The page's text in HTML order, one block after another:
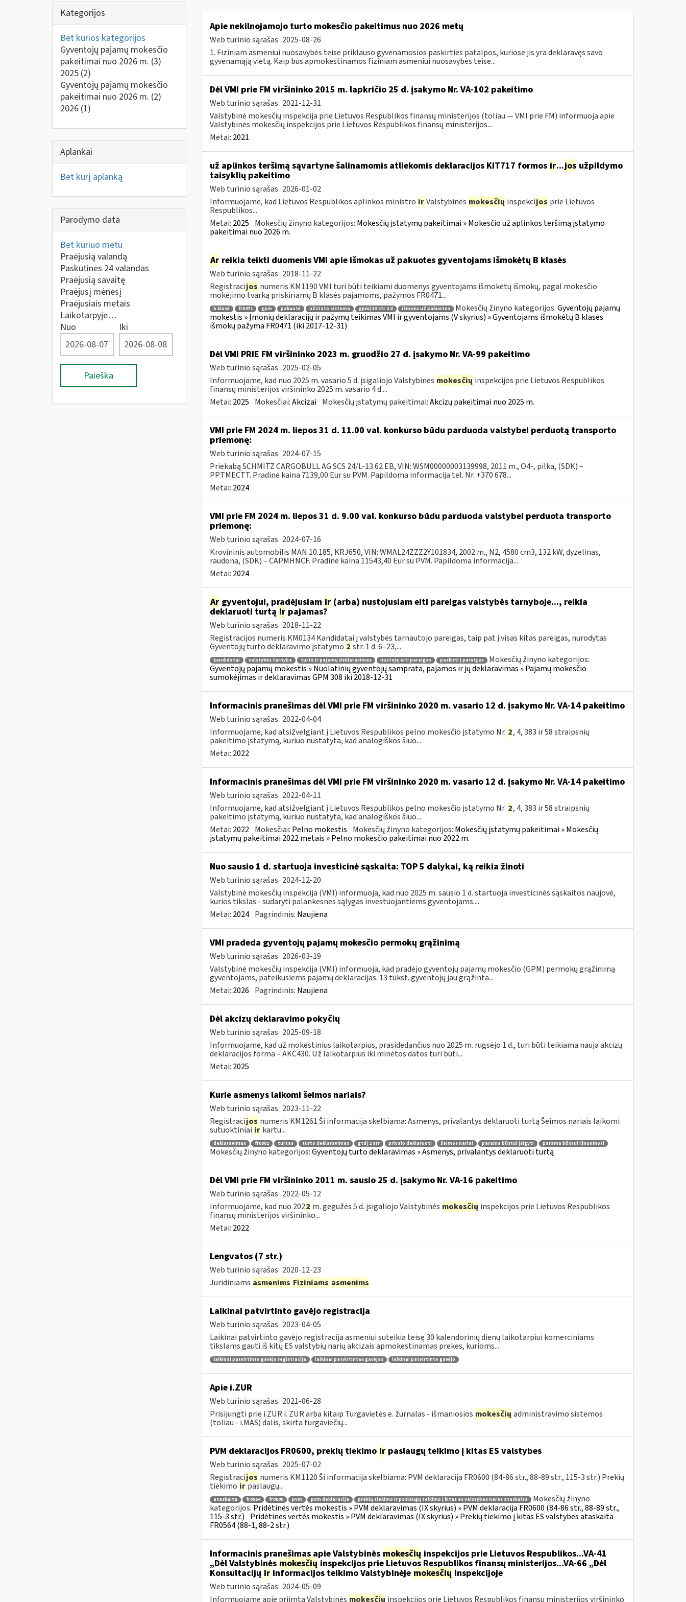
Kategorijos
Bet kurios kategorijos
Gyventojų pajamų mokesčio
pakeitimai nuo 2026 m. (3)
2025 (2)
Gyventojų pajamų mokesčio
pakeitimai nuo 2026 m. (2)
2026 (1)
Aplankai
Bet kurį aplanką
Parodymo data
Bet kuriuo metu
Praėjusią valandą
Paskutines 24 valandas
Praėjusią savaitę
Praėjusį mėnesį
Praėjusiais metais
Laikotarpyje…
Nuo
Iki
Paieška
Apie nekilnojamojo turto mokesčio pakeitimus nuo 2026 metų
Web turinio sąrašas 2025-08-26
1. Fiziniam asmeniui nuosavybės teise priklauso gyvenamosios paskirties patalpos, kuriose jis yra deklaravęs savo
gyvenamąją vietą. Kaip bus apmokestinamos fiziniam asmeniui nuosavybės teise...
Dėl VMI prie FM viršininko 2015 m. lapkričio 25 d. įsakymo Nr. VA-102 pakeitimo
Web turinio sąrašas 2021-12-31
Valstybinė mokesčių inspekcija prie Lietuvos Respublikos finansų ministerijos (toliau ― VMI prie FM) informuoja apie
Valstybinės mokesčių inspekcijos prie Lietuvos Respublikos finansų ministerijos...
Metai: 2021
už aplinkos teršimą sąvartyne šalinamomis atliekomis deklaracijos KIT717 formos ir...jos užpildymo
taisyklių pakeitimo
Web turinio sąrašas 2026-01-02
Informuojame, kad Lietuvos Respublikos aplinkos ministro ir Valstybinės mokesčių inspekcijos prie Lietuvos
Respublikos...
Metai: 2025 Mokesčių žinyno kategorijos: Mokesčių įstatymų pakeitimai » Mokesčio už aplinkos teršimą įstatymo
pakeitimai nuo 2026 m.
Arreikia teikti duomenis VMI apie išmokas už pakuotes gyventojams išmokėtų B klasės
Web turinio sąrašas 2018-11-22
Registracijos numeris KM1190 VMI turi būti teikiami duomenys gyventojams išmokėtų išmokų, pagal mokesčio
mokėjimo tvarką priskiriamų B klasės pajamoms, pažymos FR0471...
b klasė fr0471 gpm pakuotė užstato sistema gpmį 33 str 2 d išmoka už pakuotes Mokesčių žinyno kategorijos:Gyventojų pajamų
mokestis » Įmonių deklaracijų ir pažymų teikimas VMI ir gyventojams (V skyrius) » Gyventojams išmokėtų B klasės
išmokų pažyma FR0471 (iki 2017-12-31)
Dėl VMI PRIE FM viršininko 2023 m. gruodžio 27 d. įsakymo Nr. VA-99 pakeitimo
Web turinio sąrašas 2025-02-05
Informuojame, kad nuo 2025 m. vasario 5 d. įsigaliojo Valstybinės mokesčių inspekcijos prie Lietuvos Respublikos
finansų ministerijos viršininko 2025 m. vasario 4 d....
Metai: 2025 Mokesčiai:Akcizai Mokesčių įstatymų pakeitimai:Akcizų pakeitimai nuo 2025 m.
VMI prie FM 2024 m. liepos 31 d. 11.00 val. konkurso būdu parduoda valstybei perduotą transporto
priemonę:
Web turinio sąrašas 2024-07-15
Priekabą SCHMITZ CARGOBULL AG SCS 24/L-13.62 EB, VIN: WSM00000003139998, 2011 m., O4-, pilka, (SDK) –
PPTMECTT. Pradinė kaina 7139,00 Eur su PVM. Papildoma informacija tel. Nr. +370 678...
Metai: 2024
VMI prie FM 2024 m. liepos 31 d. 9.00 val. konkurso būdu parduoda valstybei perduota transporto
priemonę:
Web turinio sąrašas 2024-07-16
Krovininis automobilis MAN 10.185, KRJ650, VIN: WMAL24ZZZ2Y101834, 2002 m., N2, 4580 cm3, 132 kW, dyzelinas,
raudona, (SDK) – CAPMHNCF. Pradinė kaina 11543,40 Eur su PVM. Papildoma informacija...
Metai: 2024
Argyventojui, pradėjusiam ir(arba) nustojusiam eiti pareigas valstybės tarnyboje..., reikia
deklaruoti turtą irpajamas?
Web turinio sąrašas 2018-11-22
Registracijos numeris KM0134 Kandidatai į valstybės tarnautojo pareigas, taip pat į visas kitas pareigas, nurodytas
Gyventojų turto deklaravimo įstatymo 2 str. 1 d. 6–23,...
kandidatai valstybės tarnyba turto ir pajamų deklaravimas nustoję eiti pareigas paskirti į pareigas
Mokesčių žinyno kategorijos:
Gyventojų pajamų mokestis » Nuolatinių gyventojų samprata, pajamos ir jų deklaravimas » Pajamų mokesčio
sumokėjimas ir deklaravimas GPM 308 iki 2018-12-31
Informacinis pranešimas dėl VMI prie FM viršininko 2020 m. vasario 12 d. įsakymo Nr. VA-14 pakeitimo
Web turinio sąrašas 2022-04-04
Informuojame, kad atsižvelgiant į Lietuvos Respublikos pelno mokesčio įstatymo Nr. 2, 4, 383 ir 58 straipsnių
pakeitimo įstatymą, kuriuo nustatyta, kad analogiškos šiuo...
Metai: 2022
Informacinis pranešimas dėl VMI prie FM viršininko 2020 m. vasario 12 d. įsakymo Nr. VA-14 pakeitimo
Web turinio sąrašas 2022-04-11
Informuojame, kad atsižvelgiant į Lietuvos Respublikos pelno mokesčio įstatymo Nr. 2, 4, 383 ir 58 straipsnių
pakeitimo įstatymą, kuriuo nustatyta, kad analogiškos šiuo...
Metai: 2022 Mokesčiai: Pelno mokestis Mokesčių žinyno kategorijos: Mokesčių įstatymų pakeitimai » Mokesčių
įstatymų pakeitimai 2022 metais » Pelno mokesčio pakeitimai nuo 2022 m.
Nuo sausio 1 d. startuoja investicinė sąskaita: TOP 5 dalykai, ką reikia žinoti
Web turinio sąrašas 2024-12-20
Valstybinė mokesčių inspekcija (VMI) informuoja, kad nuo 2025 m. sausio 1 d. startuoja investicinės sąskaitos naujovė,
kurios tikslas - sudaryti palankesnes sąlygas investuojantiems gyventojams....
Metai: 2024 Pagrindinis: Naujiena
VMI pradeda gyventojų pajamų mokesčio permokų grąžinimą
Web turinio sąrašas 2026-03-19
Valstybinė mokesčių inspekcija (VMI) informuoja, kad pradėjo gyventojų pajamų mokesčio (GPM) permokų grąžinimą
gyventojams, pateikusiems pajamų deklaracijas. 13 tūkst. gyventojų jau grąžinta...
Metai: 2026 Pagrindinis: Naujiena
​​​​​​​Dėl akcizų deklaravimo pokyčių
Web turinio sąrašas 2025-09-18
Informuojame, kad už mokestinius laikotarpius, prasidedančius nuo 2025 m. rugsėjo 1 d., turi būti teikiama nauja akcizų
deklaracijos forma – AKC430. Už laikotarpius iki minėtos datos turi būti...
Metai: 2025
Kurie asmenys laikomi šeimos nariais?
Web turinio sąrašas 2023-11-22
Registracijos numeris KM1261 Ši informacija skelbiama: Asmenys, privalantys deklaruoti turtą Šeimos nariais laikomi
sutuoktiniaiir kartu...
deklaravimas fr0001 turtas turto deklaravimas gtdį 2 str privalo deklaruoti šeimos nariai parama būstui įsigyti parama būstui išnuomoti
Mokesčių žinyno kategorijos:Gyventojų turto deklaravimas » Asmenys, privalantys deklaruoti turtą
Dėl VMI prie FM viršininko 2011 m. sausio 25 d. įsakymo Nr. VA-16 pakeitimo
Web turinio sąrašas 2022-05-12
Informuojame, kad nuo 2022 m. gegužės 5 d. įsigaliojo Valstybinės mokesčių inspekcijos prie Lietuvos Respublikos
finansų ministerijos viršininko...
Metai: 2022
Lengvatos (7 str.)
Web turinio sąrašas 2020-12-23
Juridiniams asmenims Fiziniams asmenims
Laikinai patvirtinto gavėjo registracija
Web turinio sąrašas 2023-04-05
Laikinai patvirtinto gavėjo registracija asmeniui suteikia teisę 30 kalendorinių dienų laikotarpiui komerciniams
tikslams gauti iš kitų ES valstybių narių akcizais apmokestinamas prekes, kurioms...
laikinai patvirtinto gavėjo registracija laikinai patvirtintas gavėjas laikinai patvirtinto gavėjo
Apie i.ZUR
Web turinio sąrašas 2021-06-28
Prisijungti prie i.ZUR i. ZUR arba kitaip Turgavietės e. žurnalas - išmaniosios mokesčių administravimo sistemos
(toliau - i.MAS) dalis, skirta turgaviečių...
PVM deklaracijos FR0600, prekių tiekimo irpaslaugų teikimo į kitas ES valstybes
Web turinio sąrašas 2025-07-02
Registracijos numeris KM1120 Ši informacija skelbiama: PVM deklaracija FR0600 (84-86 str., 88-89 str., 115-3 str.) Prekių
tiekimo irpaslaugų...
ataskaita fr0564 fr0600 pvm pvm deklaracija prekių tiekimo ir paslaugų teikimo į kitas es valstybes nares ataskaita
Mokesčių žinyno
kategorijos: Pridėtinės vertės mokestis » PVM deklaravimas (IX skyrius) » PVM deklaracija FR0600 (84-86 str., 88-89 str.,
115-3 str.) Pridėtinės vertės mokestis » PVM deklaravimas (IX skyrius) » Prekių tiekimo į kitas ES valstybes ataskaita
FR0564 (88-1, 88-2 str.)
Informacinis pranešimas apie Valstybinės mokesčių inspekcijos prie Lietuvos Respublikos...VA-41
„Dėl Valstybinės mokesčių inspekcijos prie Lietuvos Respublikos finansų ministerijos...VA-66 „Dėl
Konsultacijų irinformacijos teikimo Valstybinėje mokesčių inspekcijoje
Web turinio sąrašas 2024-05-09
Informuojame apie priimtą Valstybinės mokesčių inspekcijos prie Lietuvos Respublikos finansų ministerijos viršininko